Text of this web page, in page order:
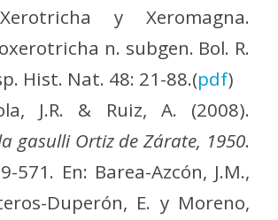
y Xeromagna.
n. subgen. Bol. R.
Hist. Nat. 48: 21-88.(pdf)
J.R. & Ruiz, A. (2008).
gasulli Ortiz de Zárate, 1950.
571. En: Barea-Azcón, J.M.,
Duperón, E. y Moreno,